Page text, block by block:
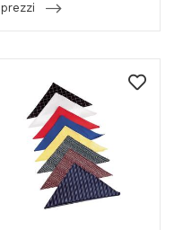
prezzi